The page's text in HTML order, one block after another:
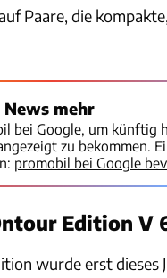
Paare, die
News mehr
bei Google, um künftig
zu bekommen.
promobil bei Google
Edition V
wurde erst dieses